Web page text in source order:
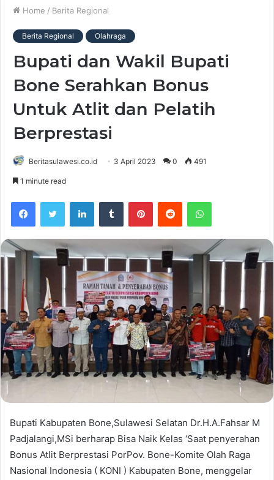
Home / Berita Regional
Berita Regional Olahraga
Bupati dan Wakil Bupati
Bone Serahkan Bonus
Untuk Atlit dan Pelatih
Berprestasi
Beritasulawesi.co.id 3 April 2023 0 491
1 minute read
Bupati Kabupaten Bone,Sulawesi Selatan Dr.H.A.Fahsar M
Padjalangi,MSi berharap Bisa Naik Kelas ‘Saat penyerahan
Bonus Atlit Berprestasi PorPov. Bone-Komite Olah Raga
Nasional Indonesia ( KONI ) Kabupaten Bone, menggelar